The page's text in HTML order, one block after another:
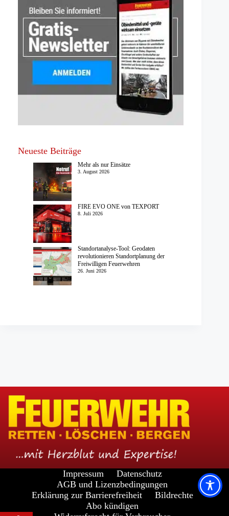
Neueste Beiträge
Mehr als nur Einsätze
3. August 2026
FIRE EVO ONE von TEXPORT
8. Juli 2026
Standortanalyse-Tool: Geodaten
revolutionieren Standortplanung der
Freiwilligen Feuerwehren
26. Juni 2026
Impressum
Datenschutz
AGB und Lizenzbedingungen
Erklärung zur Barrierefreiheit
Bildrechte
Abo kündigen